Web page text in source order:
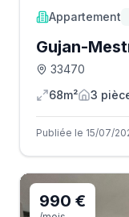
Appartement
Gujan-
33470
68m²
3
Publiée le 15/07/
990 €